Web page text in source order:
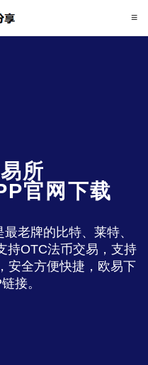
所
官网下载
老牌的比特、莱特、
持OTC法币交易，支持
安全方便快捷，欧易下
接。